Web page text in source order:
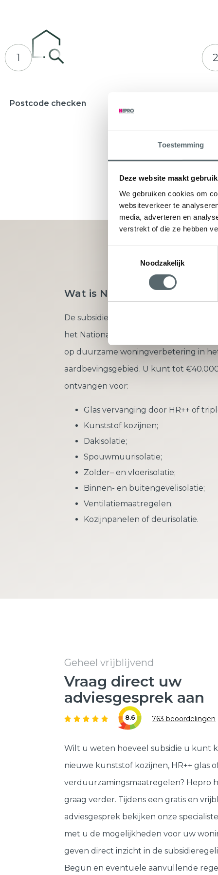
Toestemming
Deze website maakt
We gebruiken cookies om
websiteverkeer te
media, adverteren en
verstrekt of die ze hebben
Noodzakelijk
1
Postcode checken
2
Waarbij u
ontvangt
Wat is Nij Begun?
De subsidieregeling ‘Nij Begun’ is
het Nationaal Programma Groningen
op duurzame woningverbetering in
aardbevingsgebied. U kunt tot
ontvangen voor:
Glas vervanging door HR++ of
Kunststof kozijnen;
Dakisolatie;
Spouwmuurisolatie;
Zolder– en vloerisolatie;
Binnen- en buitengevelisolatie;
Ventilatiemaatregelen;
Kozijnpanelen of deurisolatie.
Geheel vrijblijvend
Vraag direct uw
adviesgesprek aan
8.6 763 beoordelingen
Wilt u weten hoeveel subsidie u kunt
nieuwe kunststof kozijnen, HR++ glas
verduurzamingsmaatregelen? Hepro
graag verder. Tijdens een gratis en
adviesgesprek bekijken onze
met u de mogelijkheden voor uw
geven direct inzicht in de
Begun en eventuele aanvullende